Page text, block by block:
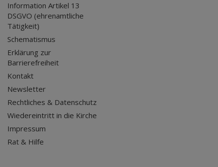
Information Artikel 13
DSGVO (ehrenamtliche
Tätigkeit)
Schematismus
Erklärung zur
Barrierefreiheit
Kontakt
Newsletter
Rechtliches & Datenschutz
Wiedereintritt in die Kirche
Impressum
Rat & Hilfe